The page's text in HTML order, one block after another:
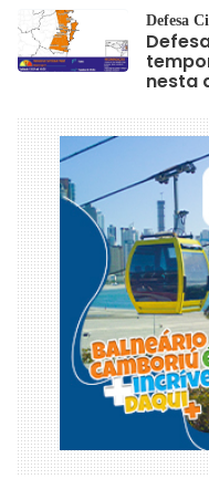
Defesa
nesta